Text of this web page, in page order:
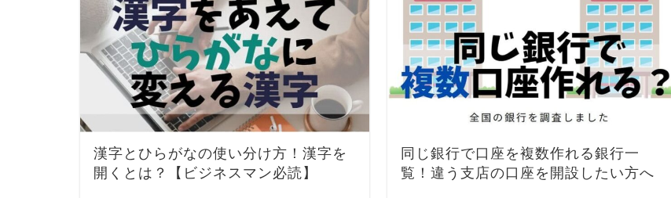
漢字とひらがなの使い分け方！漢字を
開くとは？【ビジネスマン必読】
同じ銀行で口座を複数作れる銀行一
覧！違う支店の口座を開設したい方へ